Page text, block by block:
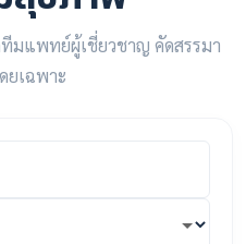
มแพทย์ผู้เชี่ยวชาญ คัดสรรมา
ยเฉพาะ